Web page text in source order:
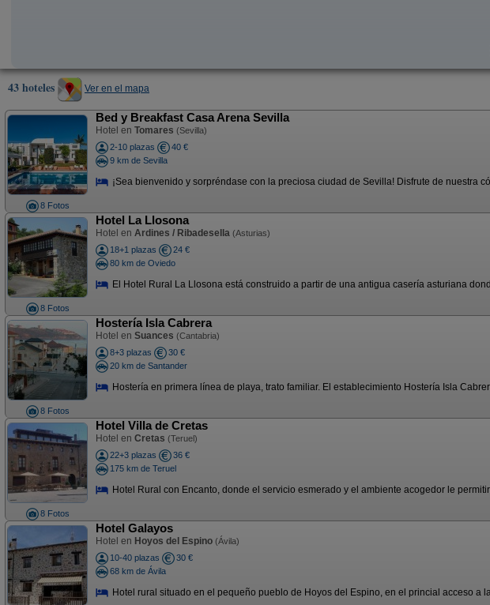
43 hoteles Ver en el mapa
8 Fotos
Bed y Breakfast Casa Arena Sevilla
Hotel en Tomares (Sevilla)
2-10 plazas
40 €
9 km de Sevilla
¡Sea bienvenido y sorpréndase con la preciosa ciudad de Sevilla! Disfrute de nuestra
8 Fotos
Hotel La Llosona
Hotel en Ardines / Ribadesella (Asturias)
18+1 plazas
24 €
80 km de Oviedo
El Hotel Rural La Llosona está construido a partir de una antigua casería asturiana
8 Fotos
Hostería Isla Cabrera
Hotel en Suances (Cantabria)
8+3 plazas
30 €
20 km de Santander
Hostería en primera línea de playa, trato familiar. El establecimiento Hostería Isla
8 Fotos
Hotel Villa de Cretas
Hotel en Cretas (Teruel)
22+3 plazas
36 €
175 km de Teruel
Hotel Rural con Encanto, donde el servicio esmerado y el ambiente acogedor le
Hotel Galayos
Hotel en Hoyos del Espino (Ávila)
10-40 plazas
30 €
68 km de Ávila
Hotel rural situado en el pequeño pueblo de Hoyos del Espino, en el princial acceso a